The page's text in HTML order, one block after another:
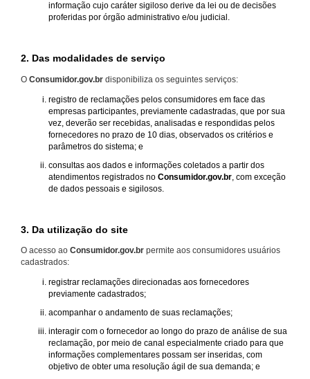
informação cujo caráter sigiloso derive da lei ou de decisões
proferidas por órgão administrativo e/ou judicial.
2. Das modalidades de serviço
O Consumidor.gov.br disponibiliza os seguintes serviços:
registro de reclamações pelos consumidores em face das
empresas participantes, previamente cadastradas, que por sua
vez, deverão ser recebidas, analisadas e respondidas pelos
fornecedores no prazo de 10 dias, observados os critérios e
parâmetros do sistema; e
consultas aos dados e informações coletados a partir dos
atendimentos registrados no Consumidor.gov.br , com exceção
de dados pessoais e sigilosos.
3. Da utilização do site
O acesso ao Consumidor.gov.br permite aos consumidores usuários
cadastrados:
registrar reclamações direcionadas aos fornecedores
previamente cadastrados;
acompanhar o andamento de suas reclamações;
interagir com o fornecedor ao longo do prazo de análise de sua
reclamação, por meio de canal especialmente criado para que
informações complementares possam ser inseridas, com
objetivo de obter uma resolução ágil de sua demanda; e